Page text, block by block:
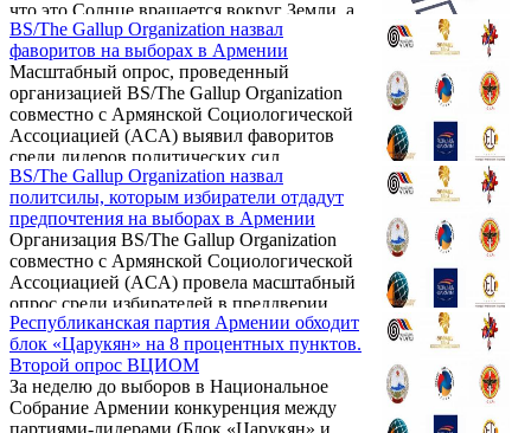
что это Солнце вращается вокруг Земли, а
не наоборот.
BS/The Gallup Organization назвал
фаворитов на выборах в Армении
Масштабный опрос, проведенный
организацией BS/The Gallup Organization
совместно с Армянской Социологической
Ассоциацией (AСA) выявил фаворитов
среди лидеров политических сил,
участвующих в выборах в Национальное
Собрание Армении.
BS/The Gallup Organization назвал
политсилы, которым избиратели отдадут
предпочтения на выборах в Армении
Организация BS/The Gallup Organization
совместно с Армянской Социологической
Ассоциацией (AСA) провела масштабный
опрос среди избирателей в преддверии
выборов в Национальное Собрание
Армении. В опросе, который был проведен
18-27 марта, приняли участие 1005 человек.
Республиканская партия Армении обходит
блок «Царукян» на 8 процентных пунктов.
Второй опрос ВЦИОМ
За неделю до выборов в Национальное
Собрание Армении конкуренция между
партиями-лидерами (Блок «Царукян» и